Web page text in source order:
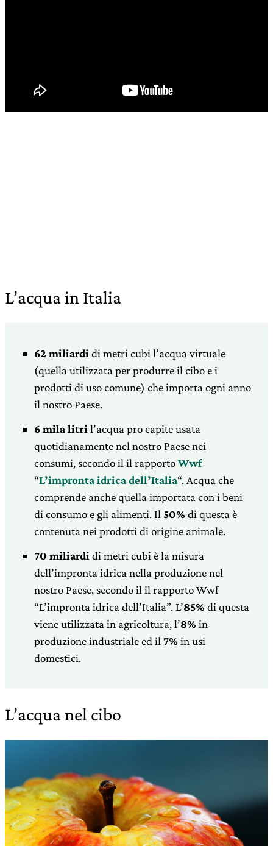
L’acqua in Italia
62 miliardi di metri cubi l’acqua virtuale
(quella utilizzata per produrre il cibo e i
prodotti di uso comune) che importa ogni anno
il nostro Paese.
6 mila litri l’acqua pro capite usata
quotidianamente nel nostro Paese nei
consumi, secondo il il rapportoWwf
“L’impronta idrica dell’Italia“. Acqua che
comprende anche quella importata con i beni
di consumo e gli alimenti. Il 50% di questa è
contenuta nei prodotti di origine animale.
70 miliardi di metri cubi è la misura
dell’impronta idrica nella produzione nel
nostro Paese, secondo il il rapporto Wwf
“L’impronta idrica dell’Italia”. L’85% di questa
viene utilizzata in agricoltura, l’8% in
produzione industriale ed il 7% in usi
domestici.
L’acqua nel cibo